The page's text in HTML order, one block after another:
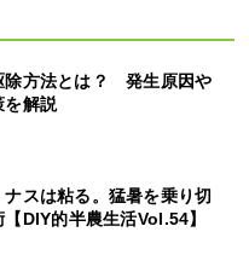
除方法とは？ 発生原因や
を解説
ナスは粘る。猛暑を乗り切
DIY的半農生活Vol.54】